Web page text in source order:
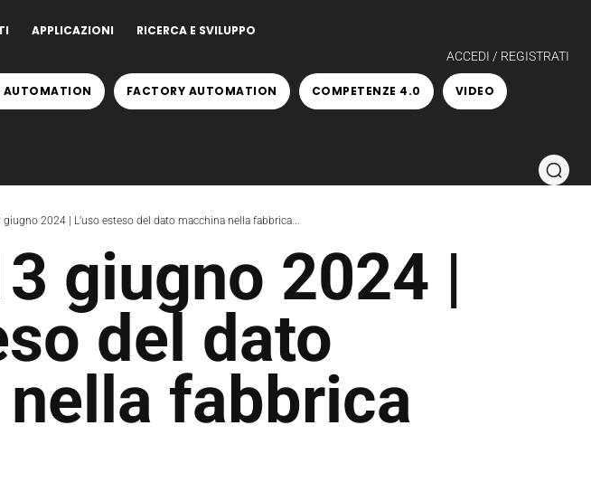
APPLICAZIONI
RICERCA E SVILUPPO
ACCEDI / REGISTRATI
AUTOMATION FACTORY AUTOMATION COMPETENZE 4.0 VIDEO
giugno 2024 | L’uso esteso del dato macchina nella fabbrica...
giugno 2024 |
del dato
fabbrica